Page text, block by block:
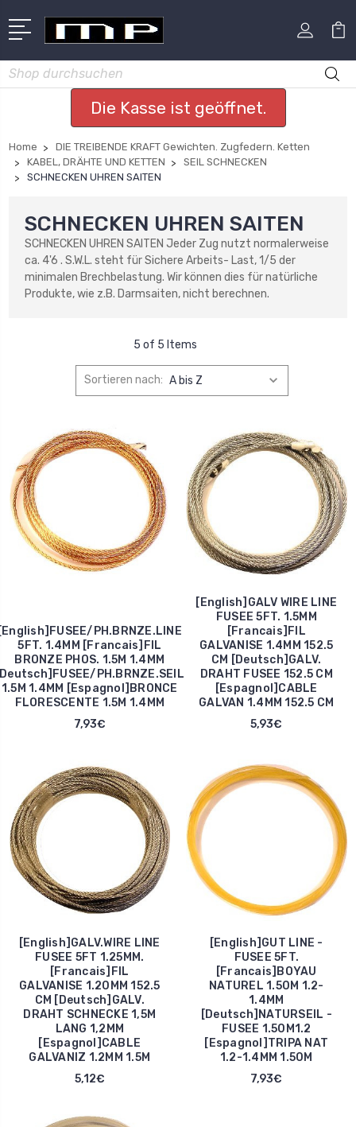
Suchen
Die Kasse ist geöffnet.
Home
DIE TREIBENDE KRAFT Gewichten. Zugfedern. Ketten
KABEL, DRÄHTE UND KETTEN
SEIL SCHNECKEN
SCHNECKEN UHREN SAITEN
SCHNECKEN UHREN SAITEN
SCHNECKEN UHREN SAITEN Jeder Zug nutzt normalerweise
ca. 4'6 . S.W.L. steht für Sichere Arbeits- Last, 1/5 der
minimalen Brechbelastung. Wir können dies für natürliche
Produkte, wie z.B. Darmsaiten, nicht berechnen.
5 of 5 Items
Sortieren nach:
PH.BRNZE.LINE
5FT. 1.4MM [Francais]FIL
BRONZE PHOS. 1.5M 1.4MM
PH.BRNZE.SEIL
1.5M 1.4MM [Espagnol]BRONCE
FLORESCENTE 1.5M 1.4MM
7,93€
[English]GALV WIRE LINE
FUSEE 5FT. 1.5MM
[Francais]FIL
GALVANISE 1.4MM 152.5
CM [Deutsch]GALV.
DRAHT FUSEE 152.5 CM
[Espagnol]CABLE
GALVAN 1.4MM 152.5 CM
5,93€
[English]GALV.WIRE LINE
FUSEE 5FT 1.25MM.
[Francais]FIL
GALVANISE 1.20MM 152.5
CM [Deutsch]GALV.
DRAHT SCHNECKE 1,5M
LANG 1,2MM
[Espagnol]CABLE
GALVANIZ 1.2MM 1.5M
5,12€
[English]GUT LINE -
FUSEE 5FT.
[Francais]BOYAU
NATUREL 1.50M 1.2-
1.4MM
[Deutsch]NATURSEIL -
FUSEE 1.50M1.2
[Espagnol]TRIPA NAT
1.2-1.4MM 1.50M
7,93€